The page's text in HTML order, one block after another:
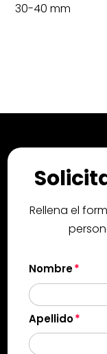
30-40 mm
Rellena el
Nombre
Apellido